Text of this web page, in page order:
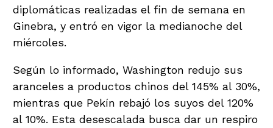
diplomáticas realizadas el fin de semana en
Ginebra, y entró en vigor la medianoche del
miércoles.
Según lo informado, Washington redujo sus
aranceles a productos chinos del 145% al 30%,
mientras que Pekín rebajó los suyos del 120%
al 10%. Esta desescalada busca dar un respiro